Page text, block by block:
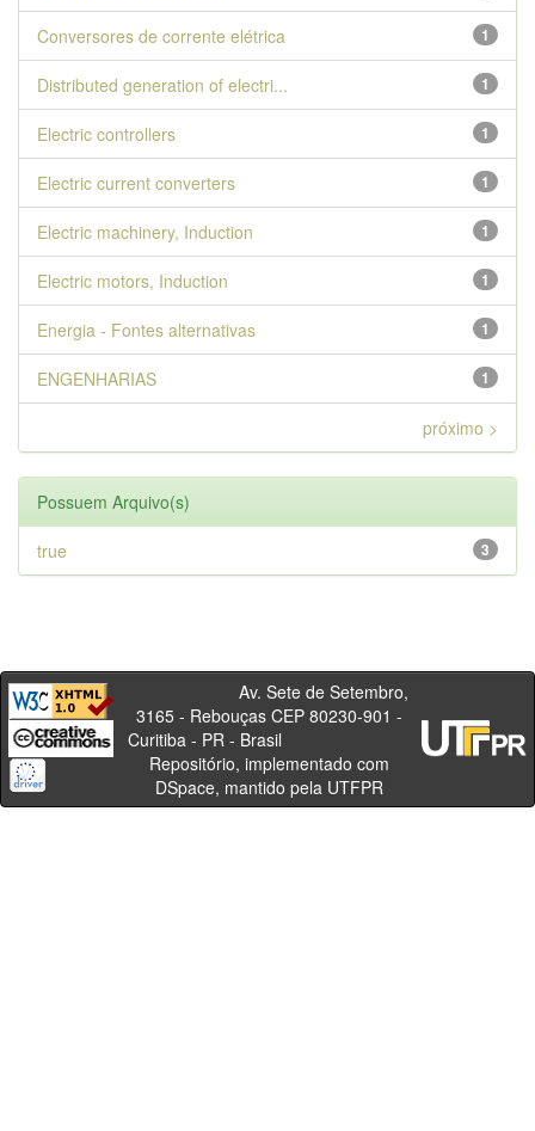
1
Conversores de corrente elétrica
1
Distributed generation of electri...
1
Electric controllers
1
Electric current converters
1
Electric machinery, Induction
1
Electric motors, Induction
1
Energia - Fontes alternativas
1
ENGENHARIAS
próximo >
Possuem Arquivo(s)
3
true
Av. Sete de Setembro,
3165 - Rebouças CEP 80230-901 -
Curitiba - PR - Brasil
Repositório, implementado com
DSpace, mantido pela UTFPR